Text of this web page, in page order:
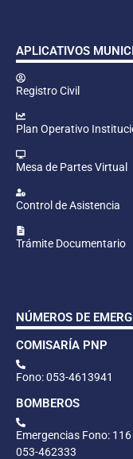
APLICATIVOS
Registro Civil
Plan Operativo
Mesa de Partes Virtual
Control de Asistencia
Trámite Documentario
NÚMEROS DE
COMISARÍA PNP
Fono: 053-4613941
BOMBEROS
Emergencias Fono: 116
053-462333